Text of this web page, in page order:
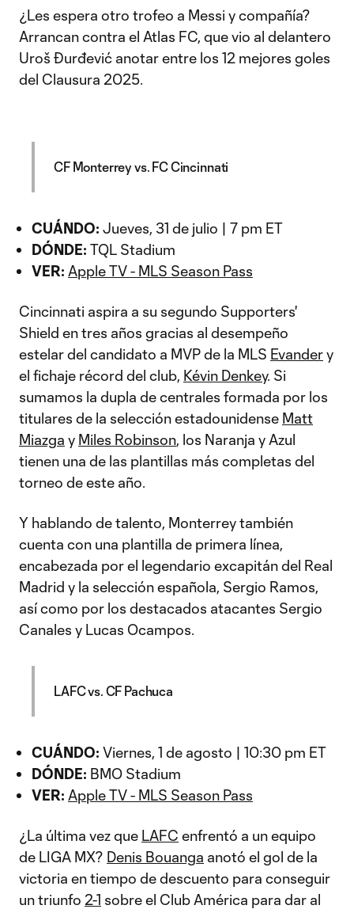
¿Les espera otro trofeo a Messi y compañía?
Arrancan contra el Atlas FC, que vio al delantero
Uroš Đurđević anotar entre los 12 mejores goles
del Clausura 2025.
CF Monterrey vs. FC Cincinnati
CUÁNDO: Jueves, 31 de julio | 7 pm ET
DÓNDE: TQL Stadium
VER: Apple TV - MLS Season Pass
Cincinnati aspira a su segundo Supporters'
Shield en tres años gracias al desempeño
estelar del candidato a MVP de la MLS Evandery
el fichaje récord del club, Kévin Denkey. Si
sumamos la dupla de centrales formada por los
titulares de la selección estadounidense Matt
Miazga y Miles Robinson, los Naranja y Azul
tienen una de las plantillas más completas del
torneo de este año.
Y hablando de talento, Monterrey también
cuenta con una plantilla de primera línea,
encabezada por el legendario excapitán del Real
Madrid y la selección española, Sergio Ramos,
así como por los destacados atacantes Sergio
Canales y Lucas Ocampos.
LAFC vs. CF Pachuca
CUÁNDO: Viernes, 1 de agosto | 10:30 pm ET
DÓNDE: BMO Stadium
VER: Apple TV - MLS Season Pass
¿La última vez que LAFC enfrentó a un equipo
de LIGA MX? Denis Bouanga anotó el gol de la
victoria en tiempo de descuento para conseguir
un triunfo 2-1 sobre el Club América para dar al